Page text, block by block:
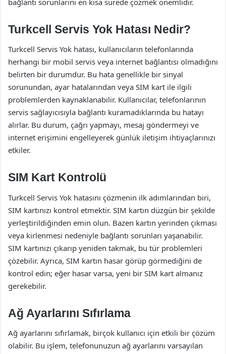
Turkcell Servis Yok Hatası Nedir?
Turkcell Servis Yok hatası, kullanıcıların telefonlarında
herhangi bir mobil servis veya internet bağlantısı olmadığını
belirten bir durumdur. Bu hata genellikle bir sinyal
sorunundan, ayar hatalarından veya SIM kart ile ilgili
problemlerden kaynaklanabilir. Kullanıcılar, telefonlarının
servis sağlayıcısıyla bağlantı kuramadıklarında bu hatayı
alırlar. Bu durum, çağrı yapmayı, mesaj göndermeyi ve
internet erişimini engelleyerek günlük iletişim ihtiyaçlarınızı
etkiler.
SIM Kart Kontrolü
Turkcell Servis Yok hatasını çözmenin ilk adımlarından biri,
SIM kartınızı kontrol etmektir. SIM kartın düzgün bir şekilde
yerleştirildiğinden emin olun. Bazen kartın yerinden çıkması
veya kirlenmesi nedeniyle bağlantı sorunları yaşanabilir.
SIM kartınızı çıkarıp yeniden takmak, bu tür problemleri
çözebilir. Ayrıca, SIM kartın hasar görüp görmediğini de
kontrol edin; eğer hasar varsa, yeni bir SIM kart almanız
gerekebilir.
Ağ Ayarlarını Sıfırlama
Ağ ayarlarını sıfırlamak, birçok kullanıcı için etkili bir çözüm
olabilir. Bu işlem, telefonunuzun ağ ayarlarını varsayılan